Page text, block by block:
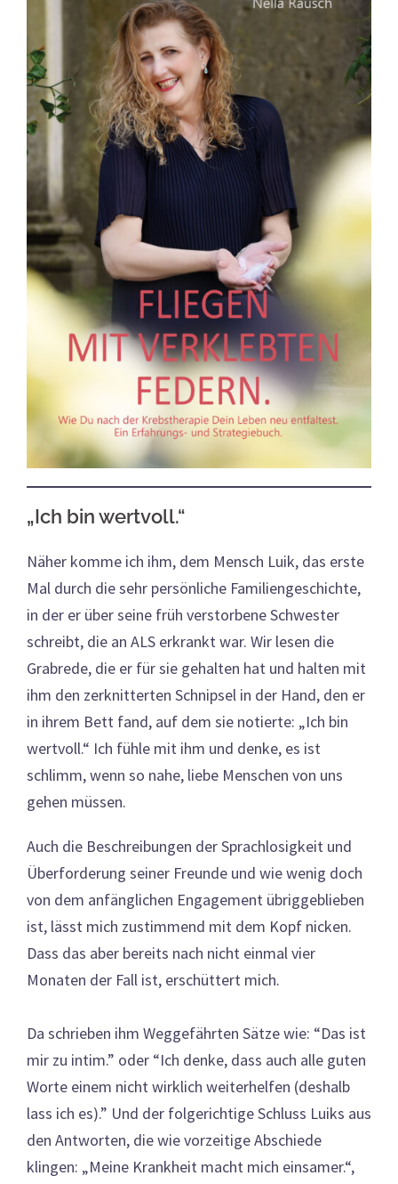
„Ich bin wertvoll.“
Näher komme ich ihm, dem Mensch Luik, das erste
Mal durch die sehr persönliche Familiengeschichte,
in der er über seine früh verstorbene Schwester
schreibt, die an ALS erkrankt war. Wir lesen die
Grabrede, die er für sie gehalten hat und halten mit
ihm den zerknitterten Schnipsel in der Hand, den er
in ihrem Bett fand, auf dem sie notierte: „Ich bin
wertvoll.“ Ich fühle mit ihm und denke, es ist
schlimm, wenn so nahe, liebe Menschen von uns
gehen müssen.
Auch die Beschreibungen der Sprachlosigkeit und
Überforderung seiner Freunde und wie wenig doch
von dem anfänglichen Engagement übriggeblieben
ist, lässt mich zustimmend mit dem Kopf nicken.
Dass das aber bereits nach nicht einmal vier
Monaten der Fall ist, erschüttert mich.
Da schrieben ihm Weggefährten Sätze wie: “Das ist
mir zu intim.” oder “Ich denke, dass auch alle guten
Worte einem nicht wirklich weiterhelfen (deshalb
lass ich es).” Und der folgerichtige Schluss Luiks aus
den Antworten, die wie vorzeitige Abschiede
klingen: „Meine Krankheit macht mich einsamer.“,